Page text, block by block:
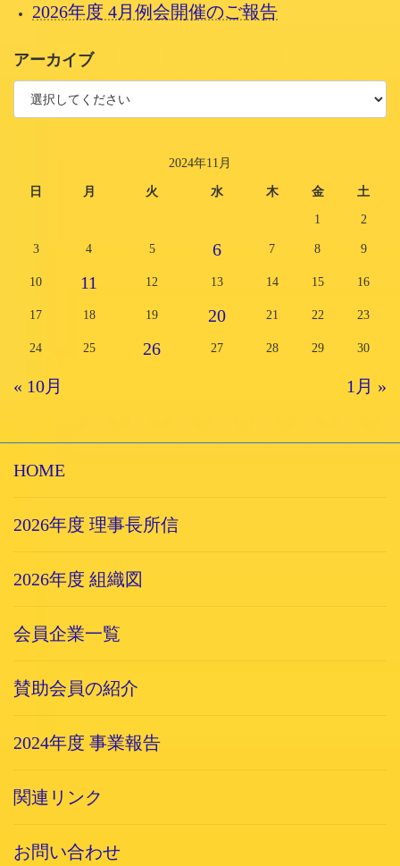
2026年度 4月例会開催のご報告
アーカイブ
2024年11月
日 月 火 水 木 金 土
1 2
3 4 5 6 7 8 9
10 11 12 13 14 15 16
17 18 19 20 21 22 23
24 25 26 27 28 29 30
« 10月 1月 »
HOME
2026年度 理事長所信
2026年度 組織図
会員企業一覧
賛助会員の紹介
2024年度 事業報告
関連リンク
お問い合わせ